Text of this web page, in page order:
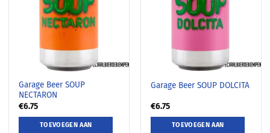
Garage Beer SOUP
NECTARON
€6.75
TOEVOEGEN AAN
Garage Beer SOUP DOLCITA
€6.75
TOEVOEGEN AAN